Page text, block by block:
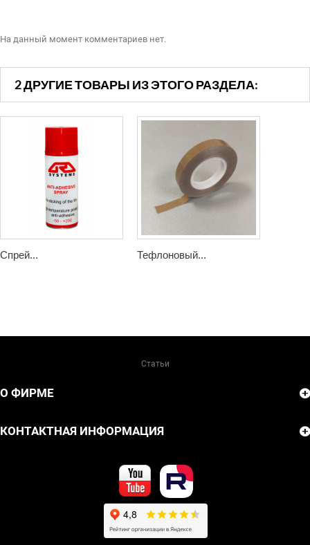
На данный момент комментариев нет.
2 ДРУГИЕ ТОВАРЫ ИЗ ЭТОГО РАЗДЕЛА:
Спрей... Тефлоновый...
Статьи
О ФИРМЕ
КОНТАКТНАЯ ИНФОРМАЦИЯ